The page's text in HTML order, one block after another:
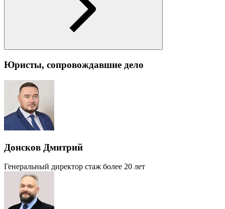
Юристы, сопровождавшие дело
Донсков Дмитрий
Генеральный директор стаж более 20 лет